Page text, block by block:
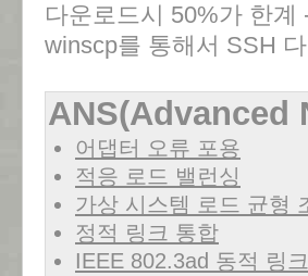
다운로드시 50%가 한계
winscp를 통해서 SSH
ANS(Advanced
어댑터 오류 포용
적응 로드 밸런싱
가상 시스템 로드 균형
정적 링크 통합
IEEE 802.3ad 동적 링